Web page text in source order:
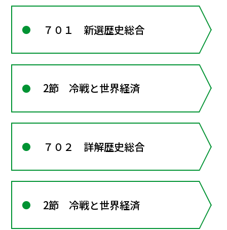
７０１ 新選歴史総合
2節 冷戦と世界経済
７０２ 詳解歴史総合
2節 冷戦と世界経済